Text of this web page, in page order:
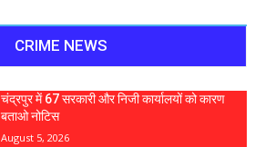
CRIME NEWS
चंद्रपुर में 67 सरकारी और निजी कार्यालयों को कारण
बताओ नोटिस
August 5, 2026